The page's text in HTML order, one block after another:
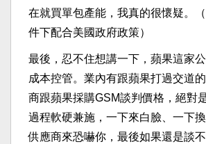
在就買單包產能，我真的很懷疑。
件下配合美國政府政策）
最後，忍不住想講一下，蘋果這家
成本控管。業內有跟蘋果打過交道
商跟蘋果採購GSM談判價格，絕對
過程軟硬兼施，一下來白臉、一下
供應商來恐嚇你，最後如果還是談